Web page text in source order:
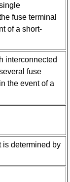
fuse terminal
of a short-
interconnected
fuse
the event of a
is determined by